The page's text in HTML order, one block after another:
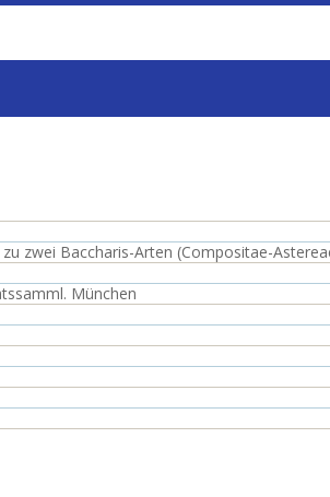
zwei Baccharis-Arten (Compositae-
München